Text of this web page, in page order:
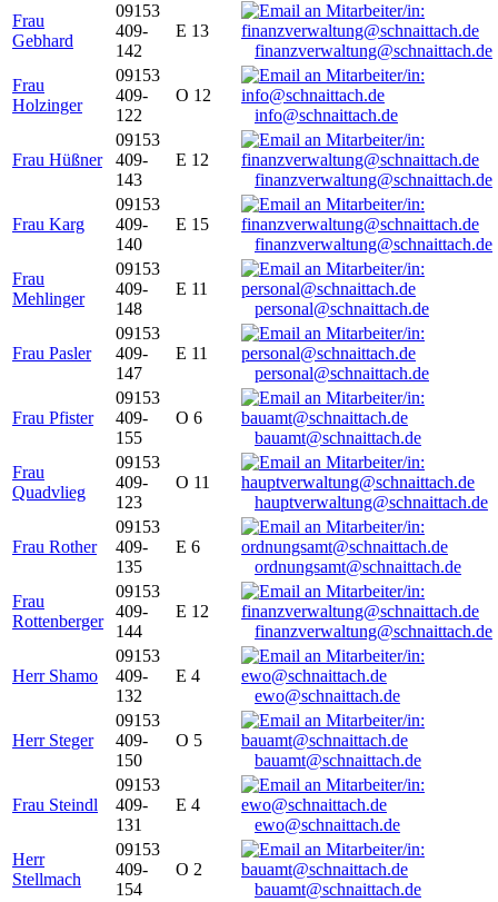
Frau
Gebhard
09153
409-
142
E 13
finanzverwaltung@schnaittach.de
Frau
Holzinger
09153
409-
122
O 12
info@schnaittach.de
Frau Hüßner
09153
409-
143
E 12
finanzverwaltung@schnaittach.de
Frau Karg
09153
409-
140
E 15
finanzverwaltung@schnaittach.de
Frau
Mehlinger
09153
409-
148
E 11
personal@schnaittach.de
Frau Pasler
09153
409-
147
E 11
personal@schnaittach.de
Frau Pfister
09153
409-
155
O 6
bauamt@schnaittach.de
Frau
Quadvlieg
09153
409-
123
O 11
hauptverwaltung@schnaittach.de
Frau Rother
09153
409-
135
E 6
ordnungsamt@schnaittach.de
Frau
Rottenberger
09153
409-
144
E 12
finanzverwaltung@schnaittach.de
Herr Shamo
09153
409-
132
E 4
ewo@schnaittach.de
Herr Steger
09153
409-
150
O 5
bauamt@schnaittach.de
Frau Steindl
09153
409-
131
E 4
ewo@schnaittach.de
Herr
Stellmach
09153
409-
154
O 2
bauamt@schnaittach.de